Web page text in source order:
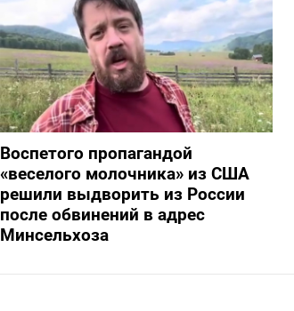
Воспетого пропагандой
«веселого молочника» из США
решили выдворить из России
после обвинений в адрес
Минсельхоза